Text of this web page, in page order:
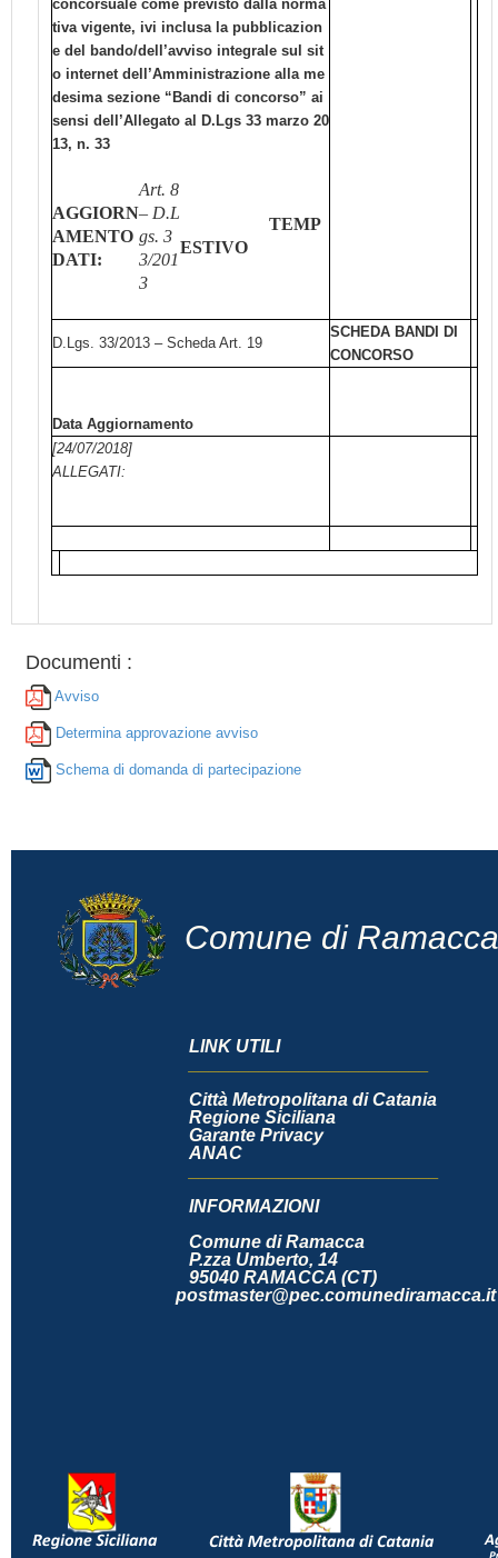
concorsuale come previsto dalla norma
tiva vigente, ivi inclusa la pubblicazion
e del bando/dell’avviso integrale sul sit
o internet dell’Amministrazione alla me
desima sezione “Bandi di concorso” ai
sensi dell’Allegato al D.Lgs 33 marzo 20
13, n. 33
AGGIORN
AMENTO
DATI:
Art. 8
– D.L
gs. 3
3/201
3
TEMP
ESTIVO
D.Lgs. 33/2013 – Scheda Art. 19
SCHEDA BANDI DI
CONCORSO
Data Aggiornamento
[24/07/2018]
ALLEGATI:
Documenti :
Avviso
Determina approvazione avviso
Schema di domanda di partecipazione
Comune di Ramacca
LINK UTILI
Città Metropolitana di Catania
Regione Siciliana
Garante Privacy
ANAC
INFORMAZIONI
Comune di
P.zza Umberto, 14
95040 RAMACCA